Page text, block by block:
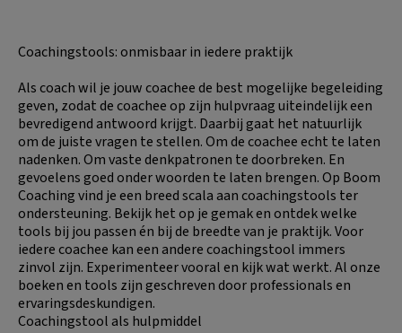
Coachingstools: onmisbaar in iedere praktijk
Als coach wil je jouw coachee de best mogelijke begeleiding
geven, zodat de coachee op zijn hulpvraag uiteindelijk een
bevredigend antwoord krijgt. Daarbij gaat het natuurlijk
om de juiste vragen te stellen. Om de coachee echt te laten
nadenken. Om vaste denkpatronen te doorbreken. En
gevoelens goed onder woorden te laten brengen. Op Boom
Coaching vind je een breed scala aan coachingstools ter
ondersteuning. Bekijk het op je gemak en ontdek welke
tools bij jou passen én bij de breedte van je praktijk. Voor
iedere coachee kan een andere coachingstool immers
zinvol zijn. Experimenteer vooral en kijk wat werkt. Al onze
boeken en tools zijn geschreven door professionals en
ervaringsdeskundigen.
Coachingstool als hulpmiddel